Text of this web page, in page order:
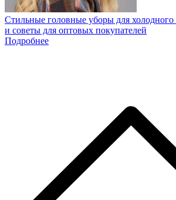
Стильные головные уборы для холодного
и советы для оптовых покупателей
Подробнее